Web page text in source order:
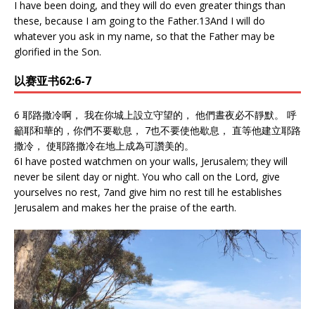
I have been doing, and they will do even greater things than
these, because I am going to the Father.13And I will do
whatever you ask in my name, so that the Father may be
glorified in the Son.
以赛亚书62:6-7
6 耶路撒冷啊， 我在你城上設立守望的， 他們晝夜必不靜默。 呼
籲耶和華的，你們不要歇息， 7也不要使他歇息， 直等他建立耶路
撒冷， 使耶路撒冷在地上成為可讚美的。
6I have posted watchmen on your walls, Jerusalem; they will
never be silent day or night. You who call on the Lord, give
yourselves no rest, 7and give him no rest till he establishes
Jerusalem and makes her the praise of the earth.